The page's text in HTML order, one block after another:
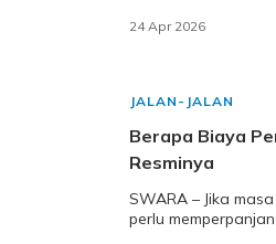
24 Apr 2026
JALAN-JALAN
Berapa Biaya
Resminya
SWARA – Jika
perlu